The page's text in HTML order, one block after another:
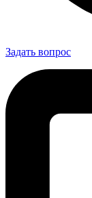
Задать вопрос